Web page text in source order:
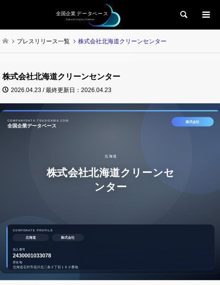
検索
プレスリリース一覧 株式会社北海道クリーンセンター
株式会社北海道クリーンセンター
2026.04.23 / 最終更新日：2026.04.23